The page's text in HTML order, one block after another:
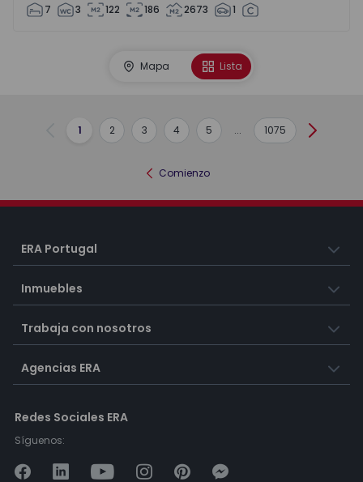
7 3 122 186 2673 1
Mapa Lista
Anterior
1 2 3 4 5 ... 1075
Comienzo
ERA Portugal
Inmuebles
Trabaja con nosotros
Agencias ERA
Redes Sociales ERA
Síguenos: